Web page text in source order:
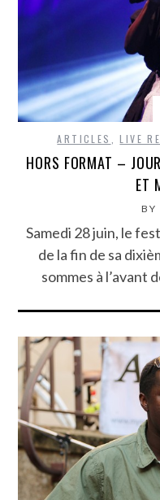
ARTICLES ,LIVE
HORS FORMAT –
ET
BY
Samedi 28 juin, le
de la fin de sa
sommes à l’avant